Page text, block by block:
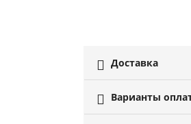
 Доставка
 Варианты